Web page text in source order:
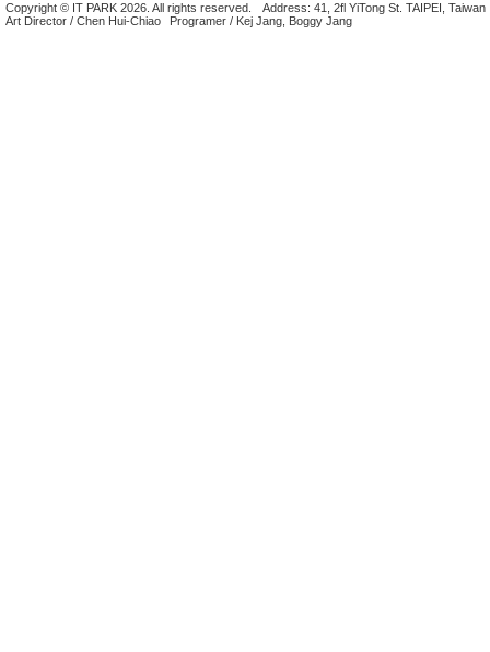
Copyright © IT PARK 2026. All rights reserved.
Address: 41, 2fl YiTong St. TAIPEI, Taiwan
Art Director / Chen Hui-Chiao
Programer / Kej Jang, Boggy Jang